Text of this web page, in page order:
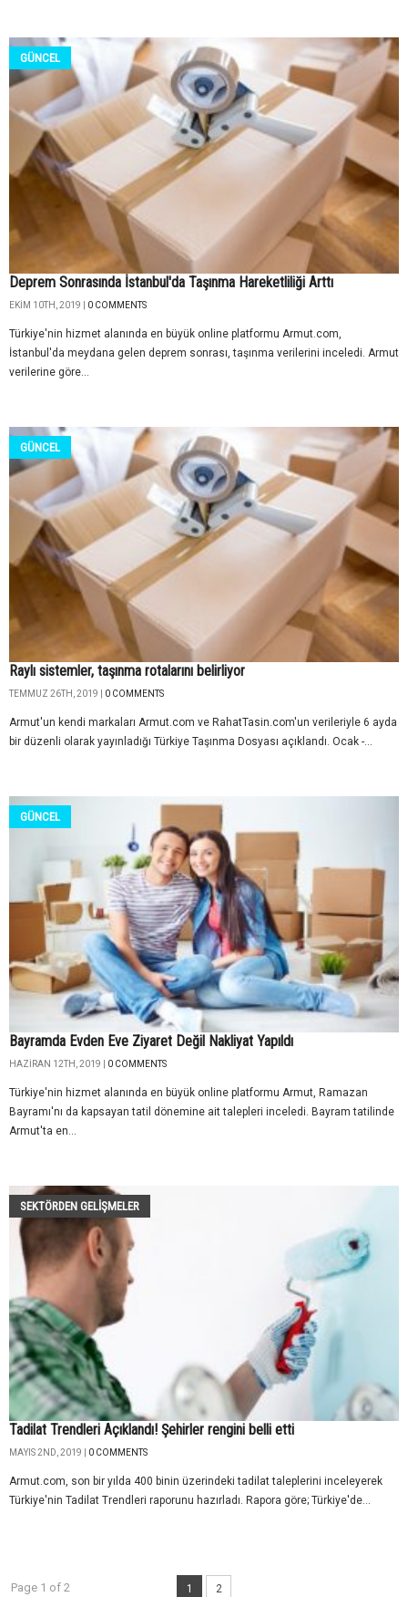
GÜNCEL
Deprem Sonrasında İstanbul'da Taşınma Hareketliliği Arttı
EKIM 10TH, 2019 | 0 COMMENTS
Türkiye'nin hizmet alanında en büyük online platformu Armut.com,
İstanbul'da meydana gelen deprem sonrası, taşınma verilerini inceledi. Armut
verilerine göre...
GÜNCEL
Raylı sistemler, taşınma rotalarını belirliyor
TEMMUZ 26TH, 2019 | 0 COMMENTS
Armut'un kendi markaları Armut.com ve RahatTasin.com'un verileriyle 6 ayda
bir düzenli olarak yayınladığı Türkiye Taşınma Dosyası açıklandı. Ocak -...
GÜNCEL
Bayramda Evden Eve Ziyaret Değil Nakliyat Yapıldı
HAZIRAN 12TH, 2019 | 0 COMMENTS
Türkiye'nin hizmet alanında en büyük online platformu Armut, Ramazan
Bayramı'nı da kapsayan tatil dönemine ait talepleri inceledi. Bayram tatilinde
Armut'ta en...
SEKTÖRDEN GELIŞMELER
Tadilat Trendleri Açıklandı! Şehirler rengini belli etti
MAYIS 2ND, 2019 | 0 COMMENTS
Armut.com, son bir yılda 400 binin üzerindeki tadilat taleplerini inceleyerek
Türkiye'nin Tadilat Trendleri raporunu hazırladı. Rapora göre; Türkiye'de...
Page 1 of 2 1 2